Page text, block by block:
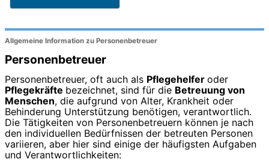
Allgemeine Information zu Personenbetreuer
Personenbetreuer
Personenbetreuer, oft auch als Pflegehelfer oder
Pflegekräfte bezeichnet, sind für die Betreuung von
Menschen, die aufgrund von Alter, Krankheit oder
Behinderung Unterstützung benötigen, verantwortlich.
Die Tätigkeiten von Personenbetreuern können je nach
den individuellen Bedürfnissen der betreuten Personen
variieren, aber hier sind einige der häufigsten Aufgaben
und Verantwortlichkeiten: